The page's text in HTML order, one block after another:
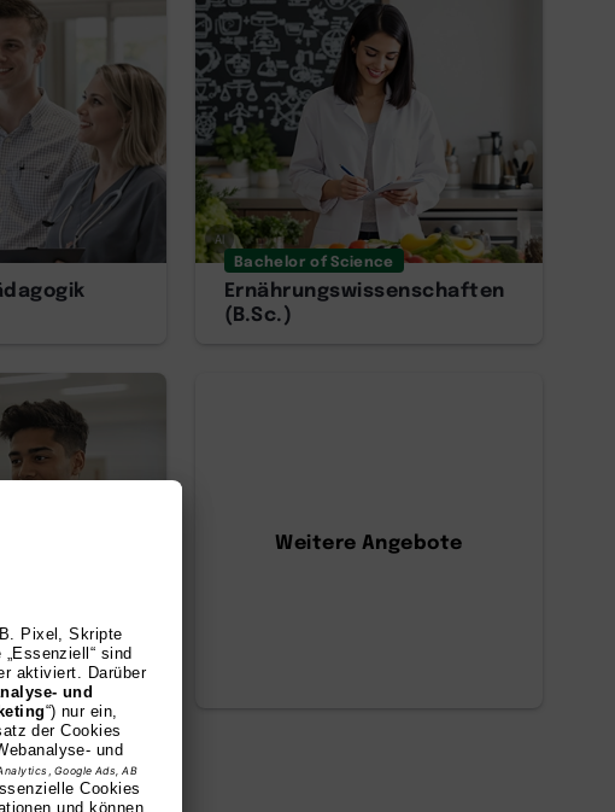
AI
Bachelor of Science
Ernährungswissenschaften
(B.Sc.)
(B.A.)
Weitere Angebote